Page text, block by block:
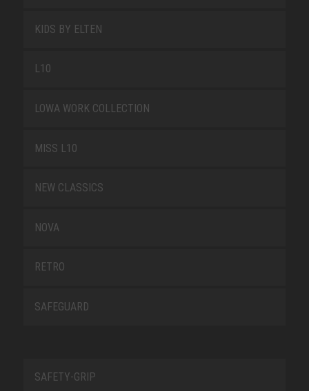
KIDS BY ELTEN
L10
LOWA WORK COLLECTION
MISS L10
NEW CLASSICS
NOVA
RETRO
SAFEGUARD
SAFETY-GRIP